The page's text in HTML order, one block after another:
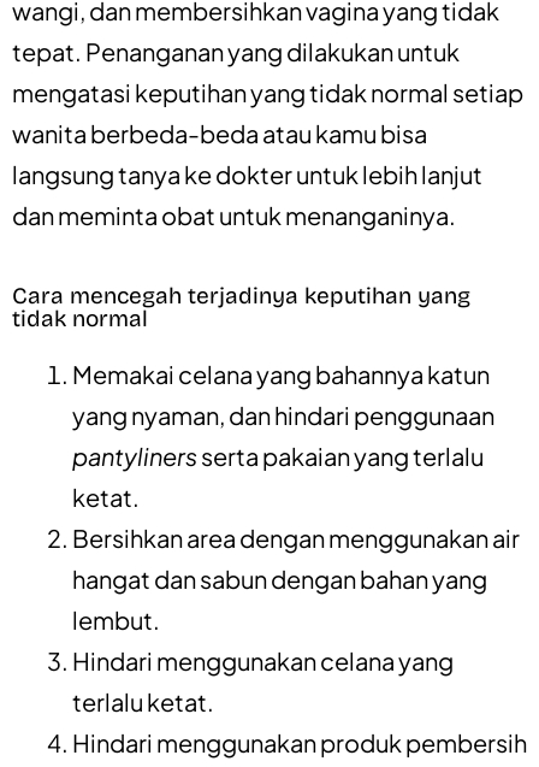
wangi, dan membersihkan vagina yang tidak
tepat. Penanganan yang dilakukan untuk
mengatasi keputihan yang tidak normal setiap
wanita berbeda-beda atau kamu bisa
langsung tanya ke dokter untuk lebih lanjut
dan meminta obat untuk menanganinya.
Cara mencegah terjadinya keputihan yang
tidak normal
Memakai celana yang bahannya katun
yang nyaman, dan hindari penggunaan
pantyliners serta pakaian yang terlalu
ketat.
Bersihkan area dengan menggunakan air
hangat dan sabun dengan bahan yang
lembut.
Hindari menggunakan celana yang
terlalu ketat.
Hindari menggunakan produk pembersih